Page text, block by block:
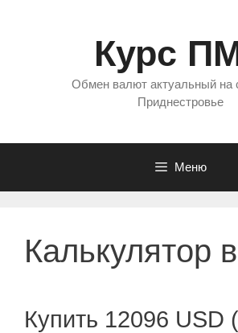
Курс
Обмен валют актуальный на
Приднестровье
Меню
Калькулятор
Купить 12096 USD